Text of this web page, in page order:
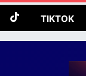
TIKTOK